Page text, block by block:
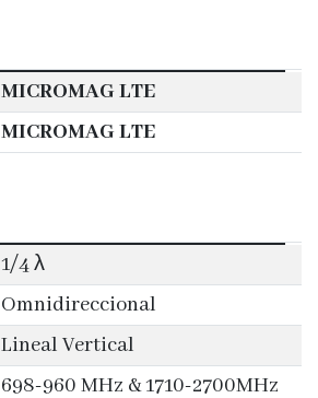
MICROMAG LTE
MICROMAG LTE
1/4 λ
Omnidireccional
Lineal Vertical
698-960 MHz & 1710-2700MHz